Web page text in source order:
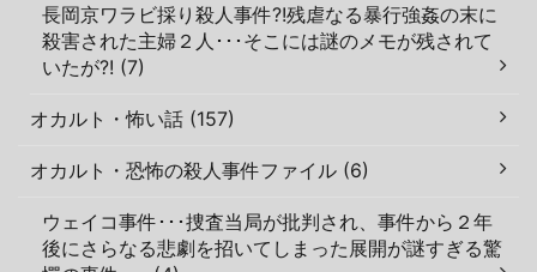
長岡京ワラビ採り殺人事件?!残虐なる暴行強姦の末に
殺害された主婦２人･･･そこには謎のメモが残されて
いたが?! (7)
オカルト・怖い話 (157)
オカルト・恐怖の殺人事件ファイル (6)
ウェイコ事件･･･捜査当局が批判され、事件から２年
後にさらなる悲劇を招いてしまった展開が謎すぎる驚